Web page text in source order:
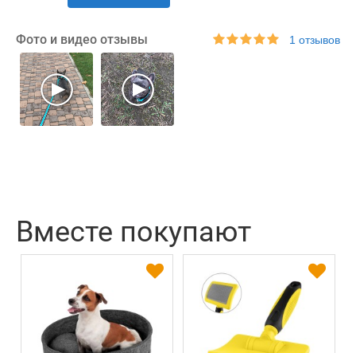
Фото и видео отзывы 1 отзывов
Вместе покупают